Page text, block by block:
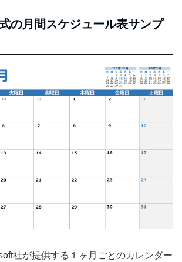
の月間スケジュール表サンプ
社が提供する１ヶ月ごとのカレンダー